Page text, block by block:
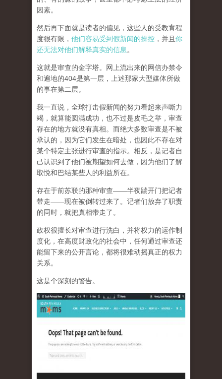
因素。
然后再下面就是读者的偏见，这些人的受教育程
度很有限， 他们容易受到假新闻的操控 ，并且 你
还无法对他们解释真实的信息 。
这就是审查的金字塔。网上流出来的网信办禁令
和遍地的404是第一层，上述那家大型媒体所做
的事在第二层。
我一直说，全球打击假新闻的努力看起来声嘶力
竭，就算能圆满成功，也不过是皮毛之举，审查
存在的地方就没有真相。而绝大多数审查是不被
承认的，因为它们发生在暗处，也因此不存在对
某个特定主张进行审查的指示。相反，是记者自
己认识到了他们被期望如何去做，因为他们了解
取悦和巴结某些人的利益所在。
存在于前苏联的那种审查——半夜踹开门把记者
带走——现在被倒转过来了。记者们放弃了职责
的同时，就把真相带走了。
政权很擅长对审查进行洗白，并将权力的运作制
度化，在高度财政化的社会中，任何通过审查还
能留下来的公开言论，都将很难动摇真正的权力
关系。
这是个深刻的警告。